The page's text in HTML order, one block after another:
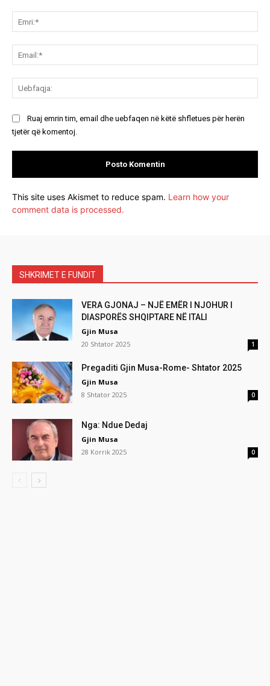
Ruaj emrin tim, email dhe uebfaqen në këtë shfletues për herën
tjetër që komentoj.
This site uses Akismet to reduce spam. Learn how your
comment data is processed.
SHKRIMET E FUNDIT
VERA GJONAJ – NJË EMËR I NJOHUR I
DIASPORËS SHQIPTARE NË ITALI
Gjin Musa
20 Shtator 2025
1
Pregaditi Gjin Musa-Rome- Shtator 2025
Gjin Musa
8 Shtator 2025
0
Nga: Ndue Dedaj
Gjin Musa
28 Korrik 2025
0